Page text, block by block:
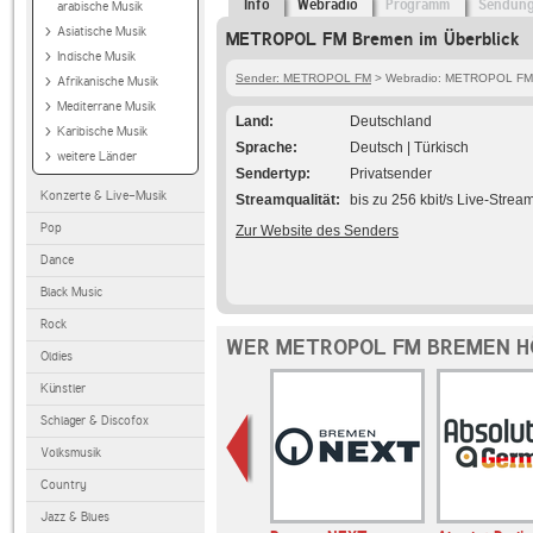
arabische Musik
Asiatische Musik
Indische Musik
Afrikanische Musik
Mediterrane Musik
Karibische Musik
weitere Länder
Konzerte & Live-Musik
Pop
Dance
Black Music
Rock
Oldies
Künstler
Schlager & Discofox
Volksmusik
Country
Jazz & Blues
Info Webradio Programm
METROPOL FM Bremen im Überblick
Sender: METROPOL FM > Webradio: METROPOL
Land
Deutschland
Sprache
Deutsch | Türkisch
Sendertyp
Privatsender
Streamqualität
bis zu 256 kbit/s Live-
Zur Website des Senders
WER METROPOL FM BREMEN